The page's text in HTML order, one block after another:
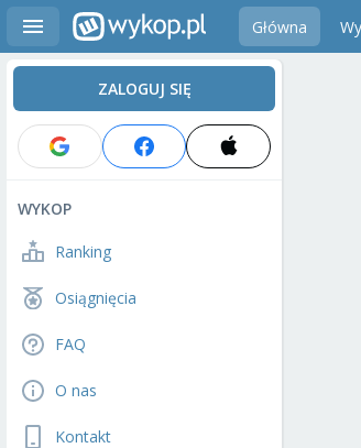
Główna
ZALOGUJ SIĘ
WYKOP
Ranking
Osiągnięcia
FAQ
O nas
Kontakt